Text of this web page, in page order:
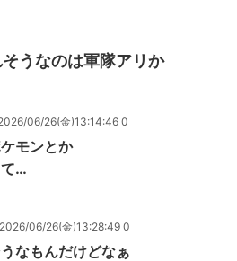
うなのは軍隊アリか
06/26(金)13:14:46 0
モンとか
て…
2026/06/26(金)13:28:49 0
なもんだけどなぁ